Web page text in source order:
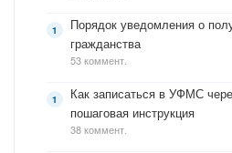
Порядок уведомления о
гражданства
53 коммент.
Как записаться в УФМС
пошаговая инструкция
38 коммент.